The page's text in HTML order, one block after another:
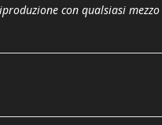
con qualsiasi